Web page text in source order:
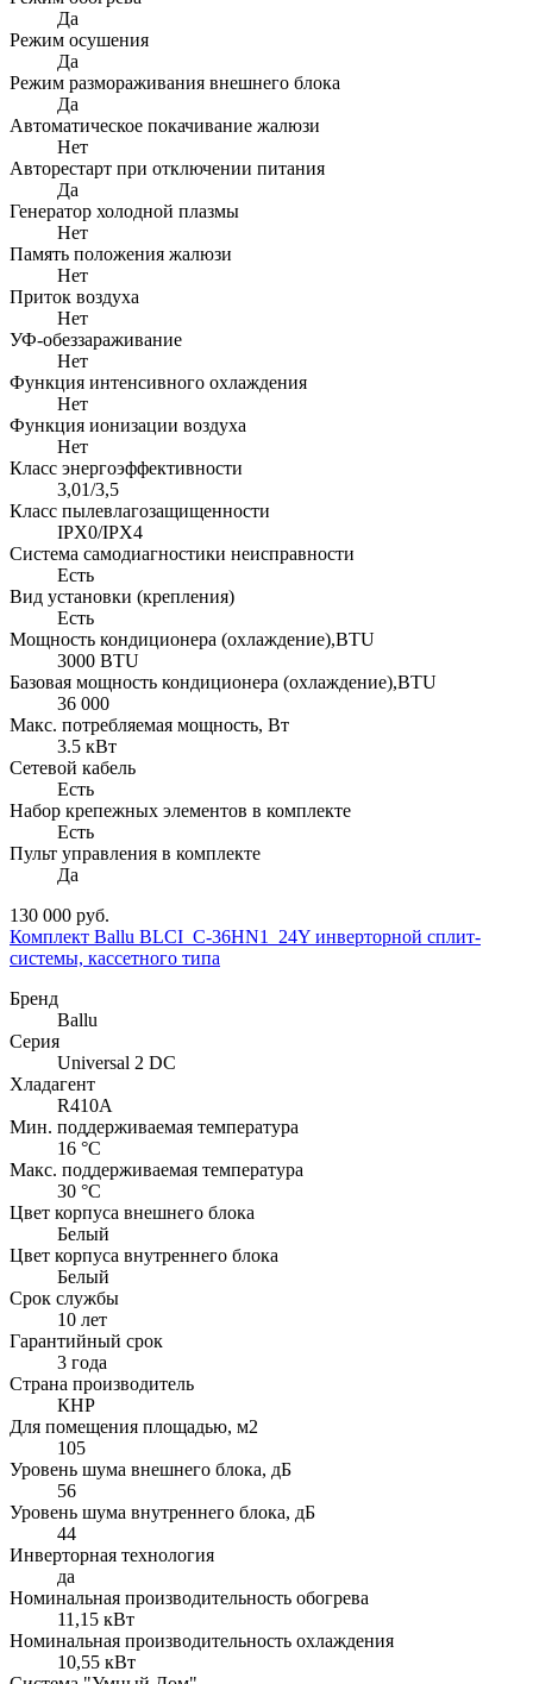
Да
Режим осушения
Да
Режим размораживания внешнего блока
Да
Автоматическое покачивание жалюзи
Нет
Авторестарт при отключении питания
Да
Генератор холодной плазмы
Нет
Память положения жалюзи
Нет
Приток воздуха
Нет
УФ-обеззараживание
Нет
Функция интенсивного охлаждения
Нет
Функция ионизации воздуха
Нет
Класс энергоэффективности
3,01/3,5
Класс пылевлагозащищенности
IPX0/IPX4
Система самодиагностики неисправности
Есть
Вид установки (крепления)
Есть
Мощность кондиционера (охлаждение),BTU
3000 BTU
Базовая мощность кондиционера (охлаждение),BTU
36 000
Макс. потребляемая мощность, Вт
3.5 кВт
Сетевой кабель
Есть
Набор крепежных элементов в комплекте
Есть
Пульт управления в комплекте
Да
130 000 руб.
Комплект Ballu BLCI_C-36HN1_24Y инверторной сплит-
системы, кассетного типа
Бренд
Ballu
Серия
Universal 2 DC
Хладагент
R410A
Мин. поддерживаемая температура
16 °С
Макс. поддерживаемая температура
30 °С
Цвет корпуса внешнего блока
Белый
Цвет корпуса внутреннего блока
Белый
Срок службы
10 лет
Гарантийный срок
3 года
Страна производитель
КНР
Для помещения площадью, м2
105
Уровень шума внешнего блока, дБ
56
Уровень шума внутреннего блока, дБ
44
Инверторная технология
да
Номинальная производительность обогрева
11,15 кВт
Номинальная производительность охлаждения
10,55 кВт